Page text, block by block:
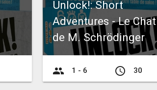
Unlock!: Short
Adventures - Le Chat
de M. Schrödinger
group 1 - 6 access_time 30